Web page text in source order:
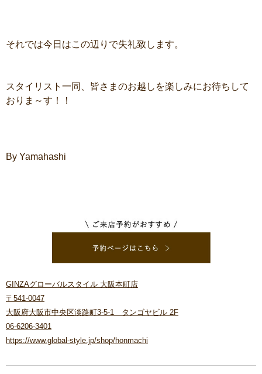
それでは今日はこの辺りで失礼致します。
スタイリスト一同、皆さまのお越しを楽しみにお待ちして
おりま～す！！
By Yamahashi
GINZAグローバルスタイル 大阪本町店
〒541-0047
大阪府大阪市中央区淡路町3-5-1 タンゴヤビル 2F
06-6206-3401
https://www.global-style.jp/shop/honmachi